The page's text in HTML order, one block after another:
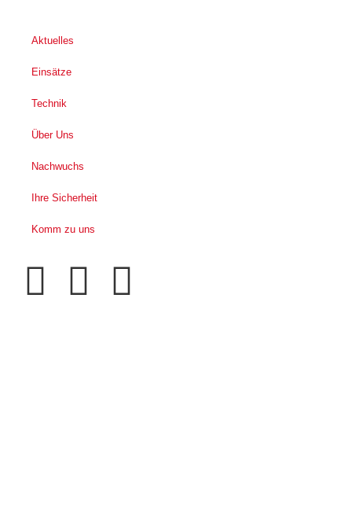
Aktuelles
Einsätze
Technik
Über Uns
Nachwuchs
Ihre Sicherheit
Komm zu uns